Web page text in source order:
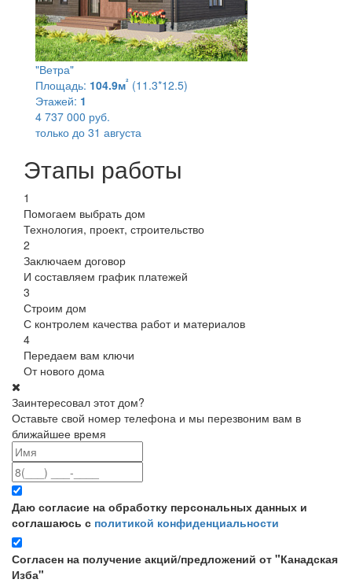
"Ветра"
Площадь: 104.9м² (11.3*12.5)
Этажей: 1
4 737 000 руб.
только до 31 августа
Этапы работы
1
Помогаем выбрать дом
Технология, проект, строительство
2
Заключаем договор
И составляем график платежей
3
Строим дом
С контролем качества работ и материалов
4
Передаем вам ключи
От нового дома
Заинтересовал этот дом?
Оставьте свой номер телефона и мы перезвоним вам в
ближайшее время
Даю согласие на обработку персональных данных и
соглашаюсь с политикой конфиденциальности
Согласен на получение акций/предложений от "Канадская
Изба"